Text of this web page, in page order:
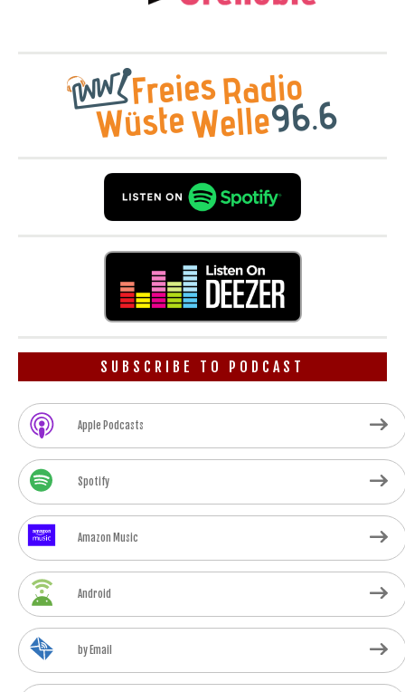
SUBSCRIBE TO PODCAST
Apple Podcasts
Spotify
Amazon Music
Android
by Email